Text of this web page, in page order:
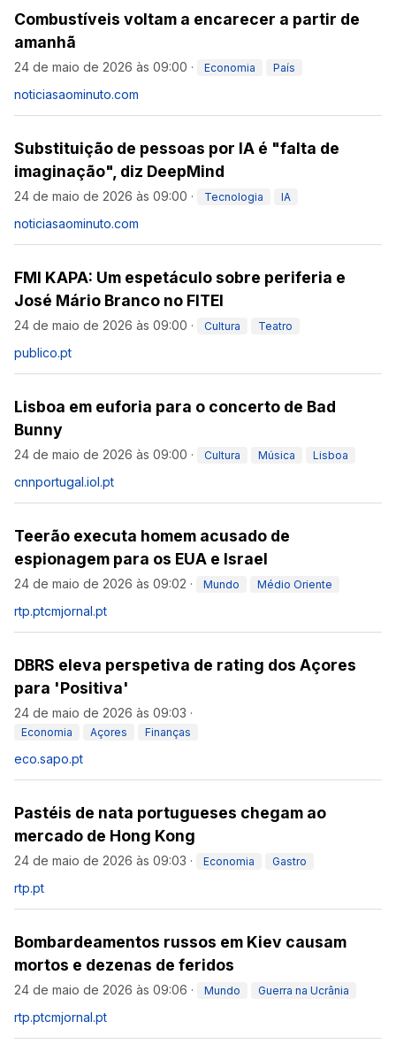
Combustíveis voltam a encarecer a partir de
amanhã
24 de maio de 2026 às 09:00 · Economia País
noticiasaominuto.com
Substituição de pessoas por IA é "falta de
imaginação", diz DeepMind
24 de maio de 2026 às 09:00 · Tecnologia IA
noticiasaominuto.com
FMI KAPA: Um espetáculo sobre periferia e
José Mário Branco no FITEI
24 de maio de 2026 às 09:00 · Cultura Teatro
publico.pt
Lisboa em euforia para o concerto de Bad
Bunny
24 de maio de 2026 às 09:00 · Cultura Música Lisboa
cnnportugal.iol.pt
Teerão executa homem acusado de
espionagem para os EUA e Israel
24 de maio de 2026 às 09:02 · Mundo Médio Oriente
rtp.ptcmjornal.pt
DBRS eleva perspetiva de rating dos Açores
para 'Positiva'
24 de maio de 2026 às 09:03 ·
Economia Açores Finanças
eco.sapo.pt
Pastéis de nata portugueses chegam ao
mercado de Hong Kong
24 de maio de 2026 às 09:03 · Economia Gastro
rtp.pt
Bombardeamentos russos em Kiev causam
mortos e dezenas de feridos
24 de maio de 2026 às 09:06 · Mundo Guerra na Ucrânia
rtp.ptcmjornal.pt